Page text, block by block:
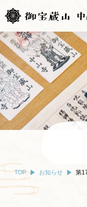
TOP お知らせ 第